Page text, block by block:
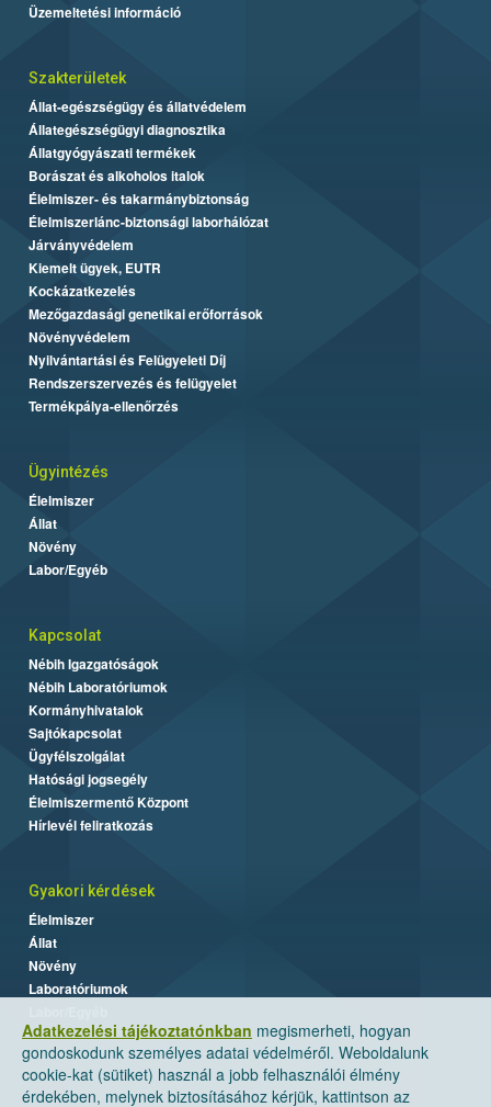
Adatkezelési tájékoztatónkban megismerheti, hogyan
gondoskodunk személyes adatai védelméről. Weboldalunk
cookie-kat (sütiket) használ a jobb felhasználói élmény
érdekében, melynek biztosításához kérjük, kattintson az
Üzemeltetési információ
Szakterületek
Állat-egészségügy és állatvédelem
Állategészségügyi diagnosztika
Állatgyógyászati termékek
Borászat és alkoholos italok
Élelmiszer- és takarmánybiztonság
Élelmiszerlánc-biztonsági laborhálózat
Járványvédelem
Kiemelt ügyek, EUTR
Kockázatkezelés
Mezőgazdasági genetikai erőforrások
Növényvédelem
Nyilvántartási és Felügyeleti Díj
Rendszerszervezés és felügyelet
Termékpálya-ellenőrzés
Ügyintézés
Élelmiszer
Állat
Növény
Labor/Egyéb
Kapcsolat
Nébih Igazgatóságok
Nébih Laboratóriumok
Kormányhivatalok
Sajtókapcsolat
Ügyfélszolgálat
Hatósági jogsegély
Élelmiszermentő Központ
Hírlevél feliratkozás
Gyakori kérdések
Élelmiszer
Állat
Növény
Laboratóriumok